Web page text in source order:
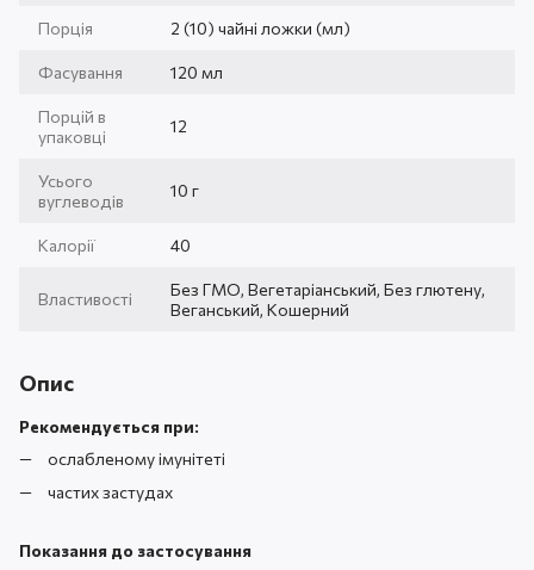
Порція 2 (10) чайні ложки (мл)
Фасування 120 мл
Порцій в
упаковці
12
Усього
вуглеводів
10 г
Калорії 40
Властивості
Без ГМО, Вегетаріанський, Без глютену,
Веганський, Кошерний
Опис
Рекомендується при:
ослабленому імунітеті
частих застудах
Показання до застосування